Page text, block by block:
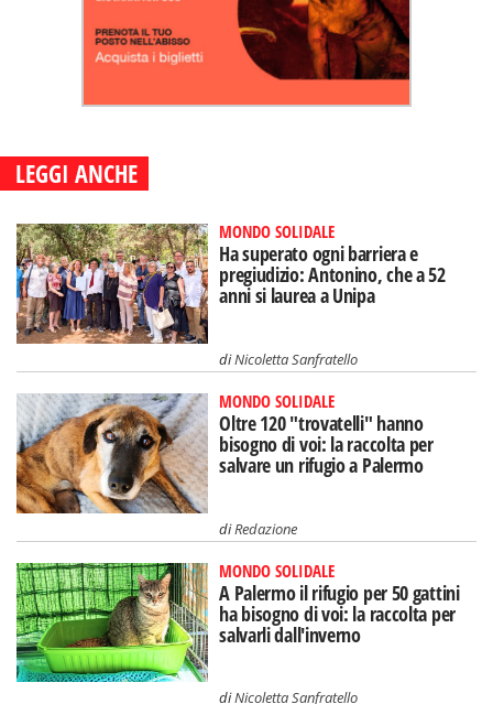
LEGGI ANCHE
MONDO SOLIDALE
Ha superato ogni barriera e
pregiudizio: Antonino, che a 52
anni si laurea a Unipa
diNicoletta Sanfratello
MONDO SOLIDALE
Oltre 120 "trovatelli" hanno
bisogno di voi: la raccolta per
salvare un rifugio a Palermo
diRedazione
MONDO SOLIDALE
A Palermo il rifugio per 50 gattini
ha bisogno di voi: la raccolta per
salvarli dall'inverno
diNicoletta Sanfratello